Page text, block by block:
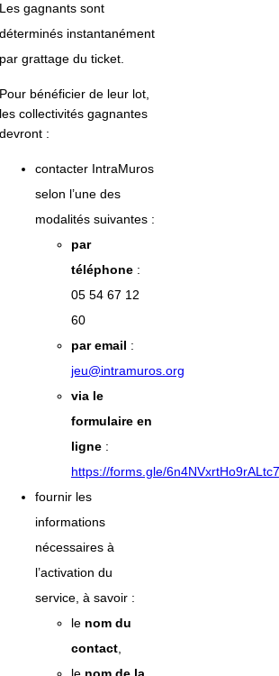
Les gagnants sont
déterminés instantanément
par grattage du ticket.
Pour bénéficier de leur lot,
les collectivités gagnantes
devront :
contacter IntraMuros
selon l’une des
modalités suivantes :
par
téléphone:
05 54 67 12
60
par email :
jeu@intramuros.org
via le
formulaire en
ligne:
https://forms.gle/6n4NVxrtHo9rALtc7
fournir les
informations
nécessaires à
l’activation du
service, à savoir :
le nom du
contact,